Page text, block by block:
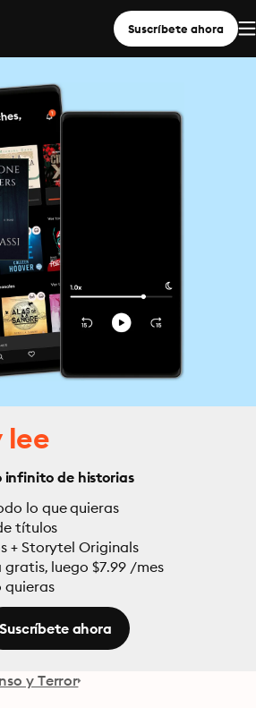
Suscríbete ahora
lee
infinito de historias
lo que quieras
títulos
+ Storytel Originals
luego $7.99 /mes
quieras
Suscríbete ahora
y Terror